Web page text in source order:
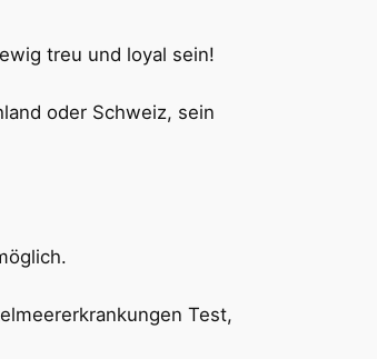
treu und loyal sein!
oder Schweiz, sein
Test,